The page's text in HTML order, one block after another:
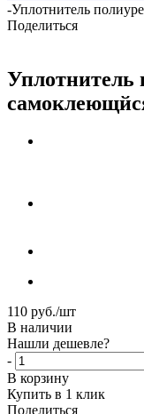
-Уплотнитель
Поделиться
Уплотнитель
110 руб./шт
В наличии
Нашли дешевле?
-
В корзину
Купить в 1 клик
Поделиться